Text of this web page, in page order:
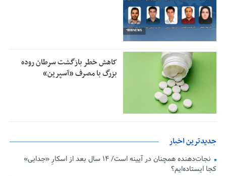
کاهش خطر بازگشت سرطان روده
بزرگ با مصرف «آسپرین»
جدیدترین اخبار
نجات‌دهنده‌ همچنان در آیینه است/ ۱۴ سال بعد از اسکارِ «جدایی»
کجا ایستاده‌ایم؟